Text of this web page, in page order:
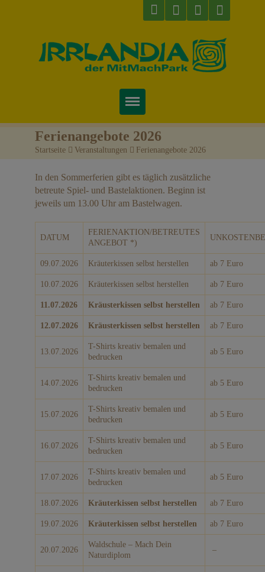
Startseite
Preise & Infos
Attraktionen
Videos
Veranstaltungen
Baumpaten
Kontakt
Ferienangebote 2026
Startseite > Veranstaltungen > Ferienangebote 2026
In den Sommerferien gibt es täglich zusätzliche
betreute Spiel- und Bastelaktionen. Beginn ist
jeweils um 13.00 Uhr am Bastelwagen.
DATUM
FERIENAKTION/BETREUTES
ANGEBOT *)
09.07.2026 Kräuterkissen selbst herstellen ab 7 Euro
10.07.2026 Kräuterkissen selbst herstellen ab 7 Euro
11.07.2026 Kräusterkissen selbst herstellen ab 7 Euro
12.07.2026 Kräusterkissen selbst herstellen ab 7 Euro
13.07.2026
T-Shirts kreativ bemalen und
bedrucken
ab 5 Euro
14.07.2026
T-Shirts kreativ bemalen und
bedrucken
ab 5 Euro
15.07.2026
T-Shirts kreativ bemalen und
bedrucken
ab 5 Euro
16.07.2026
T-Shirts kreativ bemalen und
bedrucken
ab 5 Euro
17.07.2026
T-Shirts kreativ bemalen und
bedrucken
ab 5 Euro
18.07.2026 Kräuterkissen selbst herstellen ab 7 Euro
19.07.2026 Kräuterkissen selbst herstellen ab 7 Euro
20.07.2026
Waldschule – Mach Dein
Naturdiplom
–